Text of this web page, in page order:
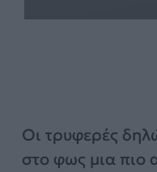
Οι τρυφερές
στο φως μια πιο